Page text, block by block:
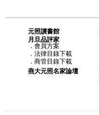
元照讀書館
月旦品評家
． 會員方案
． 法律目錄下載
． 商管目錄下載
燕大元照名家論壇